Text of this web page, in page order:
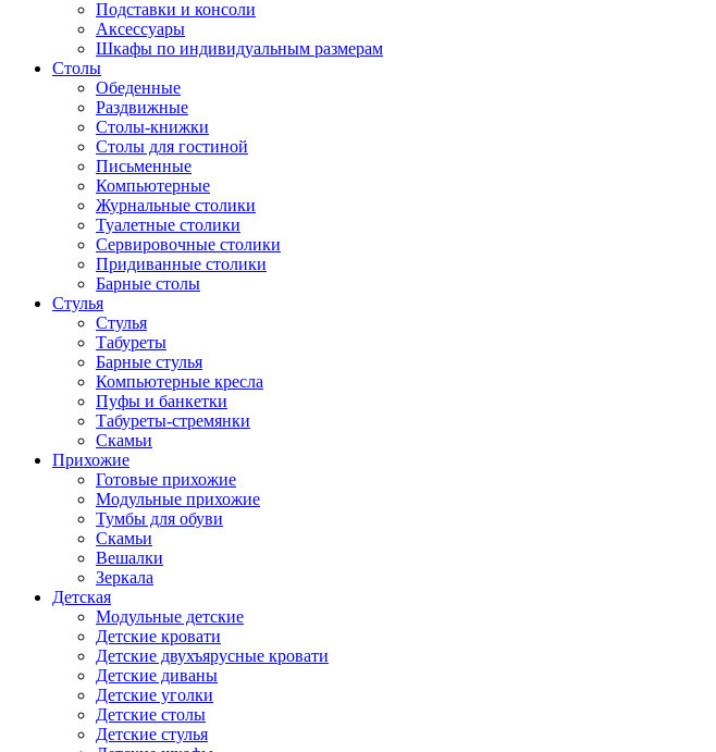
Подставки и консоли
Аксессуары
Шкафы по индивидуальным размерам
Столы
Обеденные
Раздвижные
Столы-книжки
Столы для гостиной
Письменные
Компьютерные
Журнальные столики
Туалетные столики
Сервировочные столики
Придиванные столики
Барные столы
Стулья
Стулья
Табуреты
Барные стулья
Компьютерные кресла
Пуфы и банкетки
Табуреты-стремянки
Скамьи
Прихожие
Готовые прихожие
Модульные прихожие
Тумбы для обуви
Скамьи
Вешалки
Зеркала
Детская
Модульные детские
Детские кровати
Детские двухъярусные кровати
Детские диваны
Детские уголки
Детские столы
Детские стулья